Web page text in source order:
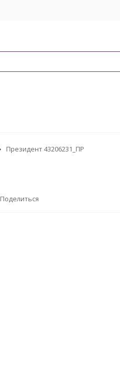
Президент 43206231_ПР
Поделиться